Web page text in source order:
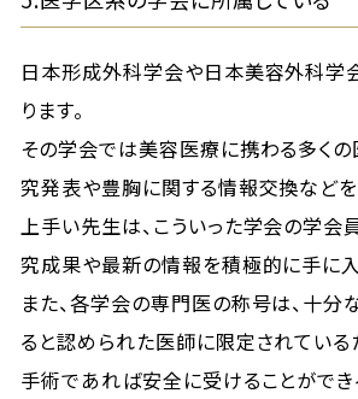
日本形成外科学会や日本美容外科学
ります。
その学会では美容医療に携わる多くの
究発表や豊胸に関する情報交換などを
上手い先生は、こういった学会の学会
究成果や最新の情報を積極的に手に入
また、各学会の専門医の称号は、十分
ると認められた医師に限定されている
手術であれば安全に受けることができ